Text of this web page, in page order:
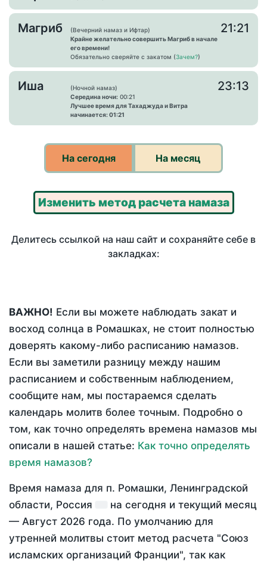
Магриб
(Вечерний намаз и Ифтар)
Крайне желательно совершить Магриб в начале
его времени!
Обязательно сверяйте с закатом (Зачем?)
21:21
Иша
(Ночной намаз)
Середина ночи: 00:21
Лучшее время для Тахаджуда и Витра
начинается: 01:21
23:13
На сегодня На месяц
Изменить метод расчета намаза
Делитесь ссылкой на наш сайт и сохраняйте себе в
закладках:
ВАЖНО! Если вы можете наблюдать закат и
восход солнца в Ромашках, не стоит полностью
доверять какому-либо расписанию намазов.
Если вы заметили разницу между нашим
расписанием и собственным наблюдением,
сообщите нам, мы постараемся сделать
календарь молитв более точным. Подробно о
том, как точно определять времена намазов мы
описали в нашей статье: Как точно определять
время намазов?
Время намаза для п. Ромашки, Ленинградской
области, Россия
на сегодня и текущий месяц
— Август 2026 года. По умолчанию для
утренней молитвы стоит метод расчета "Союз
исламских организаций Франции", так как